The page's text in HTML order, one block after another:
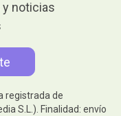
noticias
registrada de
S.L.). Finalidad: envío